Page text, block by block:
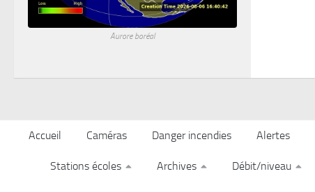
Aurore boréal
Accueil Caméras Danger incendies Alertes
Stations écoles Archives Débit/niveau